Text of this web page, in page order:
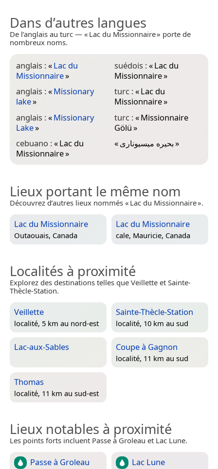
Dans d’autres langues
De l’anglais au turc — « Lac du Missionnaire » porte de
nombreux noms.
anglais :«Lac du
Missionnaire»
anglais :«Missionary
lake»
anglais :«Missionary
Lake»
cebuano :«Lac du
Missionnaire»
suédois :«Lac du
Missionnaire»
turc :«Lac du
Missionnaire»
turc :«Missionnaire
Gölü»
«بحيره ميسيونارى»
Lieux portant le même nom
Découvrez d’autres lieux nommés « Lac du Missionnaire ».
Lac du Missionnaire
Outaouais, Canada
Lac du Missionnaire
cale, Mauricie, Canada
Localités à proximité
Explorez des destinations telles que Veillette et Sainte-
Thècle-Station.
Veillette
localité, 5 km au nord-est
Sainte-Thècle-Station
localité, 10 km au sud
Lac-aux-Sables Coupe à Gagnon
localité, 11 km au sud
Thomas
localité, 11 km au sud-est
Lieux notables à proximité
Les points forts incluent Passe à Groleau et Lac Lune.
Passe à Groleau Lac Lune